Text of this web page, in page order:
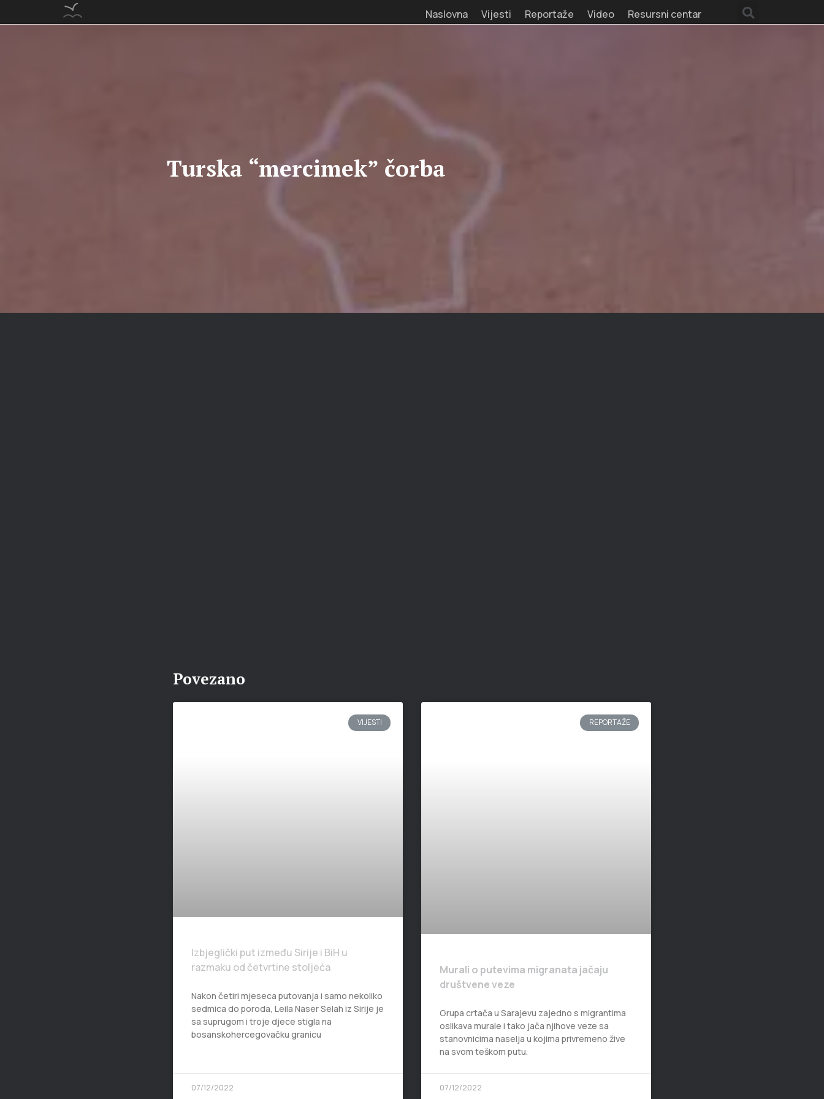
Naslovna Vijesti Reportaže Video Resursni centar
Turska “mercimek” čorba
Povezano
VIJESTI
Izbjeglički put između Sirije i BiH u
razmaku od četvrtine stoljeća
Nakon četiri mjeseca putovanja i samo nekoliko
sedmica do poroda, Leila Naser Selah iz Sirije je
sa suprugom i troje djece stigla na
bosanskohercegovačku granicu
07/12/2022
REPORTAŽE
Murali o putevima migranata jačaju
društvene veze
Grupa crtača u Sarajevu zajedno s migrantima
oslikava murale i tako jača njihove veze sa
stanovnicima naselja u kojima privremeno žive
na svom teškom putu.
07/12/2022